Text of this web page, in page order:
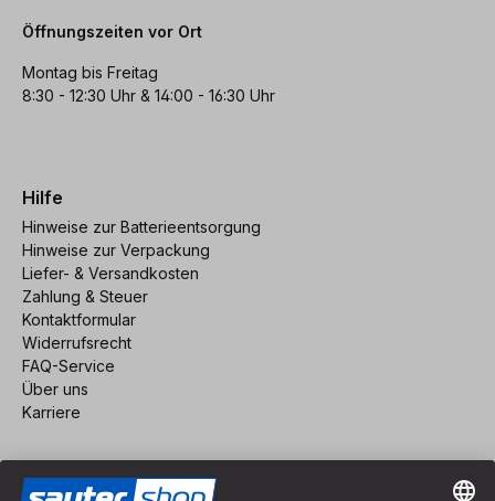
Öffnungszeiten vor Ort
Montag bis Freitag
8:30 - 12:30 Uhr & 14:00 - 16:30 Uhr
Hilfe
Hinweise zur Batterieentsorgung
Hinweise zur Verpackung
Liefer- & Versandkosten
Zahlung & Steuer
Kontaktformular
Widerrufsrecht
FAQ-Service
Über uns
Karriere